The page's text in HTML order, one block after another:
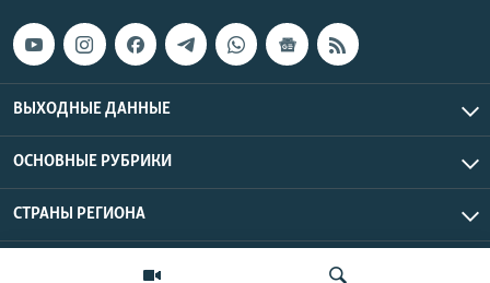
ВЫХОДНЫЕ ДАННЫЕ
ОСНОВНЫЕ РУБРИКИ
СТРАНЫ РЕГИОНА
Азаттык Азия © 2026 RFE/RL, Inc. | Все права защищены.